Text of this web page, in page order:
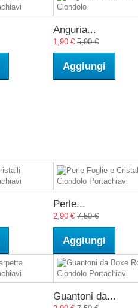
Anguria...
1,90 € 5,90 €
Aggiungi
Perle...
2,90 € 7,50 €
Aggiungi
Guantoni da...